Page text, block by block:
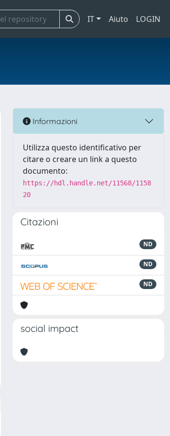
IT Aiuto LOGIN
Informazioni
Utilizza questo identificativo per
citare o creare un link a questo
documento:
https://hdl.handle.net/11568/1158
20
Citazioni
ND
ND
ND
social impact